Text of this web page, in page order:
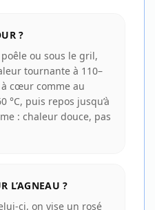
?
ou sous le gril,
tournante à 110–
cœur comme au
°C, puis repos jusqu’à
: chaleur douce, pas
L’AGNEAU ?
ci, on vise un rosé